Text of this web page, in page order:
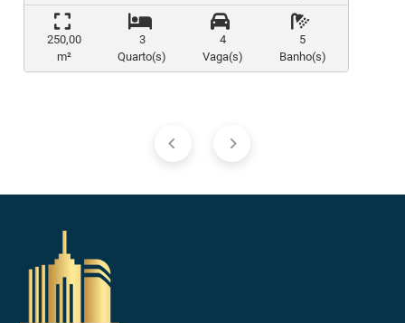
250,00
m²
3
Quarto(s)
4
Vaga(s)
5
Banho(s)